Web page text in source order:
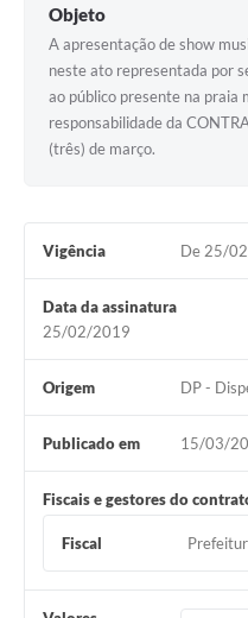
Objeto
A apresentação de show
neste ato representada por
ao público presente na praia
responsabilidade da
(três) de março.
Vigência De 25/
Data da assinatura
25/02/2019
Origem DP -
Publicado em 15/03/
Fiscais e gestores do
Fiscal